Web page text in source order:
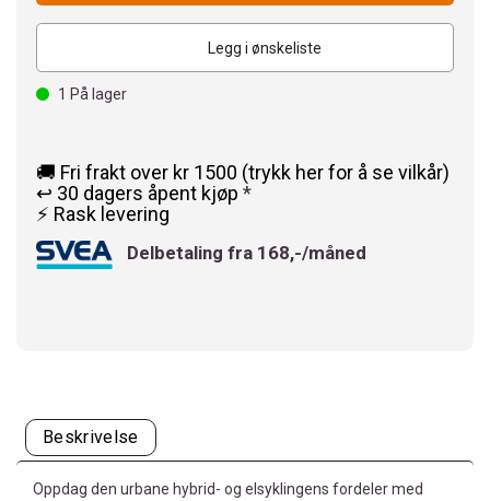
Legg i ønskeliste
1 På lager
🚚 Fri frakt over kr 1500 (trykk her for å se vilkår)
↩️ 30 dagers åpent kjøp *
⚡ Rask levering
Delbetaling fra 168,-/måned
Beskrivelse
Oppdag den urbane hybrid- og elsyklingens fordeler med